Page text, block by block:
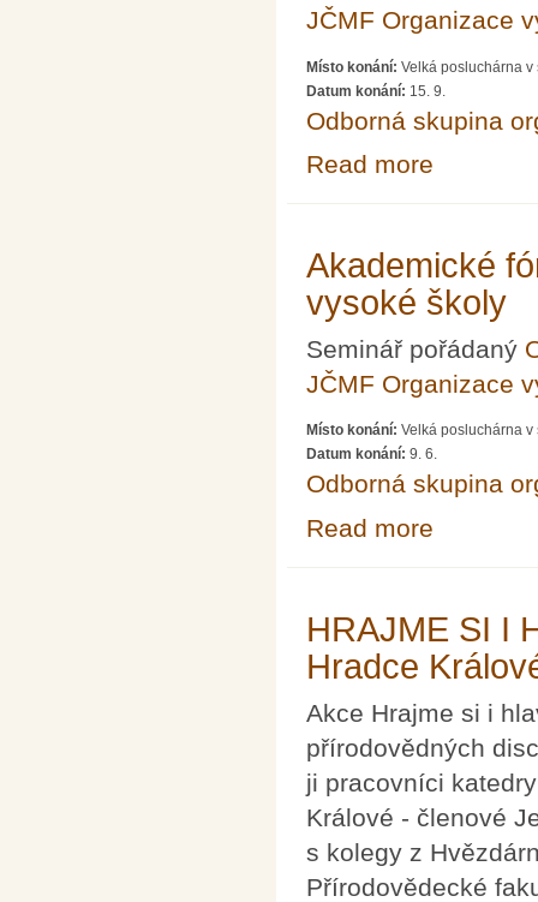
JČMF Organizace
Místo konání: Velká posluchárna v
Datum konání: 15. 9.
Odborná skupina
Read more
Akademické
vysoké školy
Seminář pořádaný
JČMF Organizace
Místo konání: Velká posluchárna v
Datum konání: 9. 6.
Odborná skupina
Read more
HRAJME SI I
Hradce
Akce Hrajme si i
přírodovědných
ji pracovníci
Králové - členové
s kolegy z
Přírodovědecké